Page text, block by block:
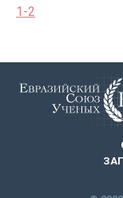
1-2